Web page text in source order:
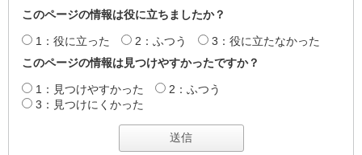
このページの情報は役に立ちましたか？
1：役に立った 2：ふつう
3：役に立たなかった
このページの情報は見つけやすかったですか？
1：見つけやすかった
2：ふつう
3：見つけにくかった